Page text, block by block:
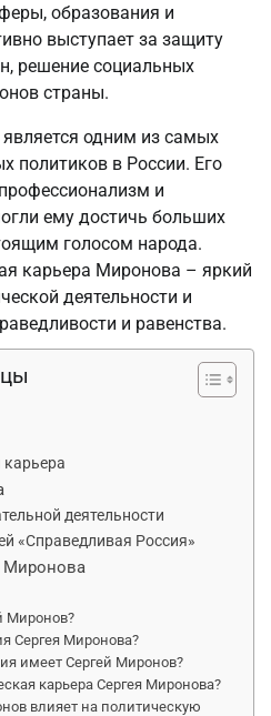
образования и
выступает за защиту
решение социальных
страны.
одним из самых
политиков в России. Его
и
ему достичь больших
голосом народа.
карьера Миронова – яркий
деятельности и
и равенства.
деятельности
«Справедливая Россия»
Миронова
Миронов?
Сергея Миронова?
имеет Сергей Миронов?
карьера Сергея Миронова?
влияет на политическую